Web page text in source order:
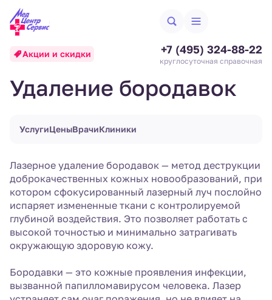
Акции и скидки +7 (495) 324-88-22
круглосуточная справочная
Удаление бородавок
УслугиЦеныВрачиКлиники
Лазерное удаление бородавок — метод деструкции
доброкачественных кожных новообразований, при
котором сфокусированный лазерный луч послойно
испаряет измененные ткани с контролируемой
глубиной воздействия. Это позволяет работать с
высокой точностью и минимально затрагивать
окружающую здоровую кожу.
Бородавки — это кожные проявления инфекции,
вызванной папилломавирусом человека. Лазер